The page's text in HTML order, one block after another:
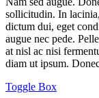
sollicitudin. In
dictum dui, eget
augue nec pede.
at nisl ac nisi
diam ut ipsum.
Toggle Box